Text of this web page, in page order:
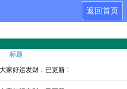
返回首页
标题
家好运发财，已更新！